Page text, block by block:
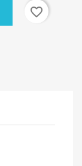
favorite_border